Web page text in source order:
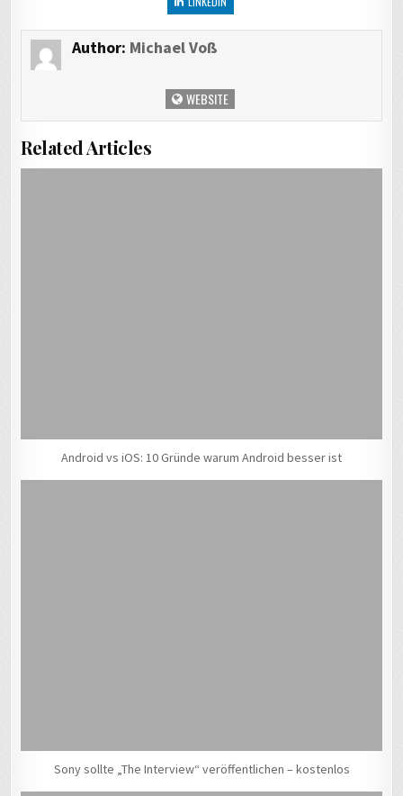
Author: Michael Voß
WEBSITE
Related Articles
Android vs iOS: 10 Gründe warum Android besser ist
Sony sollte „The Interview“ veröffentlichen – kostenlos